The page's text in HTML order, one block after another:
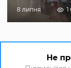
8 липня 1
Не